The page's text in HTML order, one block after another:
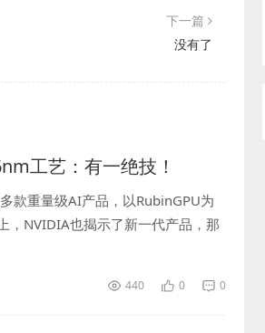
下一篇
没有了
工艺：有一绝技！
款重量级AI产品，以RubinGPU为
，NVIDIA也揭示了新一代产品，那
440 0 0